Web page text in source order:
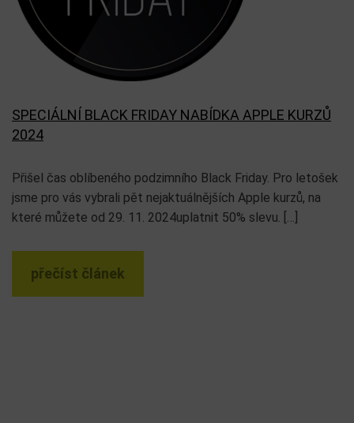
SPECIÁLNÍ BLACK FRIDAY NABÍDKA APPLE KURZŮ
2024
Přišel čas oblíbeného podzimního Black Friday. Pro letošek
jsme pro vás vybrali pět nejaktuálnějších Apple kurzů, na
které můžete od 29. 11. 2024uplatnit 50% slevu. […]
přečíst článek